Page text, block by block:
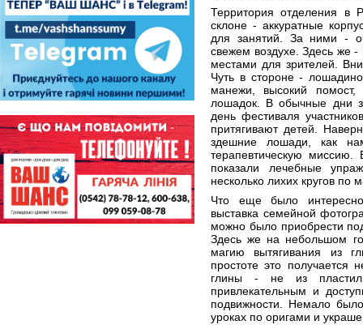
Территория отделения в
склоне - аккуратные
для занятий. За ними -
свежем воздухе. Здесь же
местами для зрителей.
Чуть в стороне -
манежи, высокий
лошадок. В обычные дни
день фестиваля
притягивают детей.
здешние лошади, как
терапевтическую
показали лечебные
несколько лихих кругов по
Что еще было
выставка семейной
можно было приобрести
Здесь же на небольшом
магию вытягивания из
простоте это получается
глины - не из
привлекательным и
подвижности. Немало
уроках по оригами и